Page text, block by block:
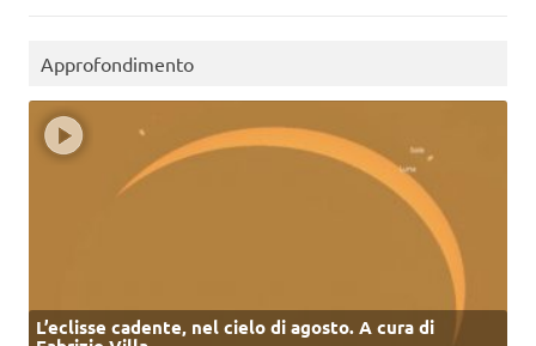
Approfondimento
L’eclisse cadente, nel cielo di agosto. A cura di